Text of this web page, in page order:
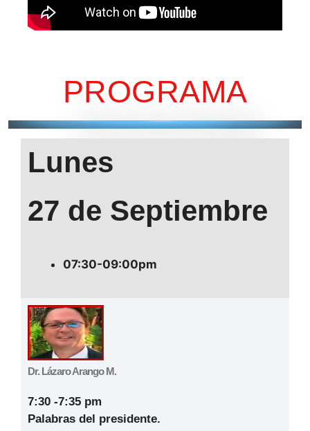
PROGRAMA
Lunes
27 de Septiembre
07:30-09:00pm
Dr. Lázaro Arango M.
7:30 -7:35 pm
Palabras del presidente.